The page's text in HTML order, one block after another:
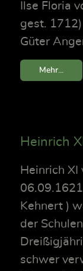
Ilse Floria
gest.
Güter
Mehr...
Heinrich
Heinrich XI
Kehnert )
der
schwer